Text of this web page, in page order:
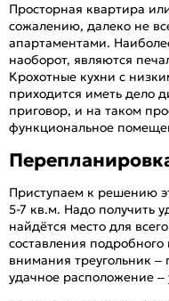
Просторная квартира
сожалению, далеко не
апартаментами.
наоборот, являются
Крохотные кухни с
приходится иметь дело
приговор, и на таком
функциональное
Приступаем к решению
5-7 кв.м. Надо получить
найдётся место для
составления
внимания треугольник
удачное расположение –